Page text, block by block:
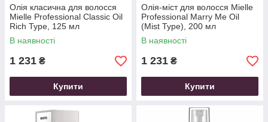
Олія класична для волосся
Mielle Professional Classic Oil
Rich Type, 125 мл
В наявності
1 231 ₴
Купити
Олія-міст для волосся Mielle
Professional Marry Me Oil
(Mist Type), 200 мл
В наявності
1 231 ₴
Купити